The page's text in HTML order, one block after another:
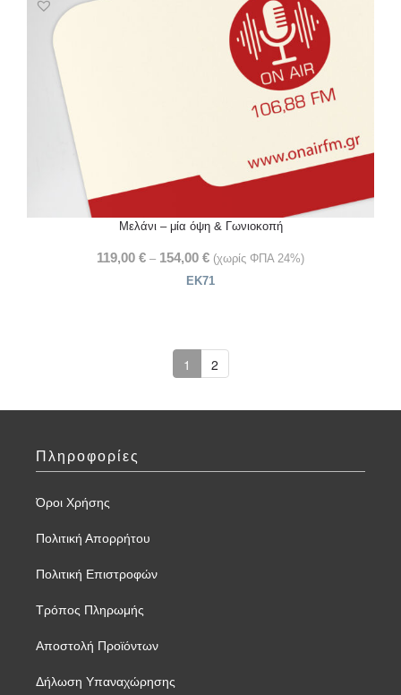
Μελάνι – μία όψη & Γωνιοκοπή
119,00 € – 154,00 € (χωρίς ΦΠΑ 24%)
ΕΚ71
1 2
Πληροφορίες
Όροι Χρήσης
Πολιτική Απορρήτου
Πολιτική Επιστροφών
Τρόπος Πληρωμής
Αποστολή Προϊόντων
Δήλωση Υπαναχώρησης